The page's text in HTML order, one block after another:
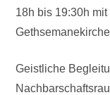
18h bis 19:30h
Geistliche